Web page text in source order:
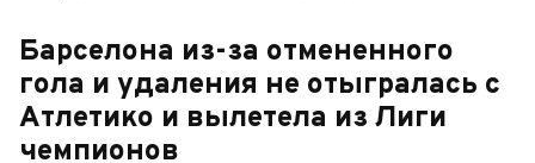
Барселона из-за отмененного
гола и удаления не отыгралась с
Атлетико и вылетела из Лиги
чемпионов